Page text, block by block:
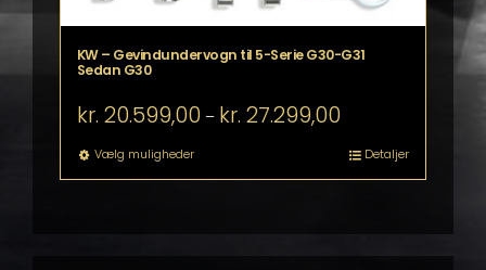
KW – Gevindundervogn til 5-Serie G30-G31
Sedan G30
kr. 20.599,00 – kr. 27.299,00Prisinterval:
til
Vælg mulighederDette
vare
Detaljer